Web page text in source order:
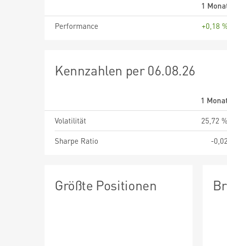
1
Performance
+0,18
Kennzahlen per 06.08.26
1
Volatilität
25,72
Sharpe Ratio
-
Größte Positionen